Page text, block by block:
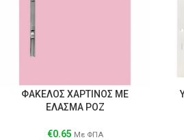
ΦΑΚΕΛΟΣ ΧΑΡΤΙΝΟΣ ΜΕ
ΕΛΑΣΜΑ ΡΟΖ
€0.65 Με ΦΠΑ